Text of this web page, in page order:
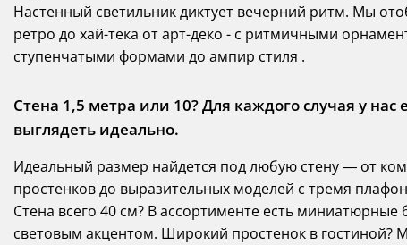
Настенный светильник диктует вечерний ритм. Мы
ретро до хай-тека от арт-деко - с ритмичными
ступенчатыми формами до ампир стиля .
Стена 1,5 метра или 10? Для каждого случая у нас
выглядеть идеально.
Идеальный размер найдется под любую стену — от
простенков до выразительных моделей с тремя
Стена всего 40 см? В ассортименте есть
световым акцентом. Широкий простенок в